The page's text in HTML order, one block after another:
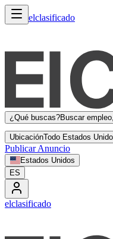
elclasificado
¿Qué buscas?Buscar
UbicaciónTodo Estados
Publicar Anuncio
Estados Unidos
ES
elclasificado